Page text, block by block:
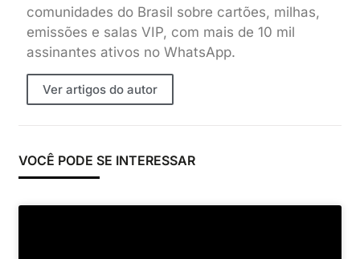
comunidades do Brasil sobre cartões, milhas,
emissões e salas VIP, com mais de 10 mil
assinantes ativos no WhatsApp.
Ver artigos do autor
VOCÊ PODE SE INTERESSAR